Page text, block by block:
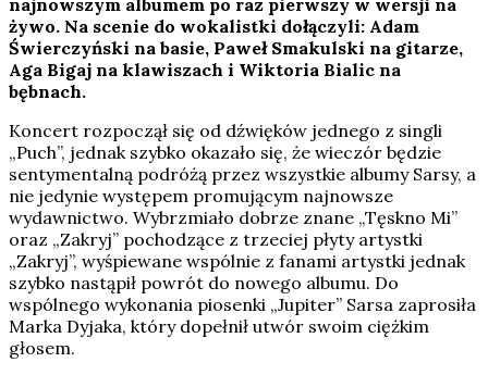
najnowszym albumem po raz pierwszy w wersji na
żywo. Na scenie do wokalistki dołączyli: Adam
Świerczyński na basie, Paweł Smakulski na gitarze,
Aga Bigaj na klawiszach i Wiktoria Bialic na
bębnach.
Koncert rozpoczął się od dźwięków jednego z singli
„Puch”, jednak szybko okazało się, że wieczór będzie
sentymentalną podróżą przez wszystkie albumy Sarsy, a
nie jedynie występem promującym najnowsze
wydawnictwo. Wybrzmiało dobrze znane „Tęskno Mi”
oraz „Zakryj” pochodzące z trzeciej płyty artystki
„Zakryj”, wyśpiewane wspólnie z fanami artystki jednak
szybko nastąpił powrót do nowego albumu. Do
wspólnego wykonania piosenki „Jupiter” Sarsa zaprosiła
Marka Dyjaka, który dopełnił utwór swoim ciężkim
głosem.